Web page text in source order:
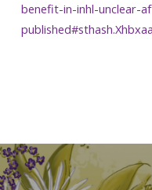
benefit-in-inhl-unclear-